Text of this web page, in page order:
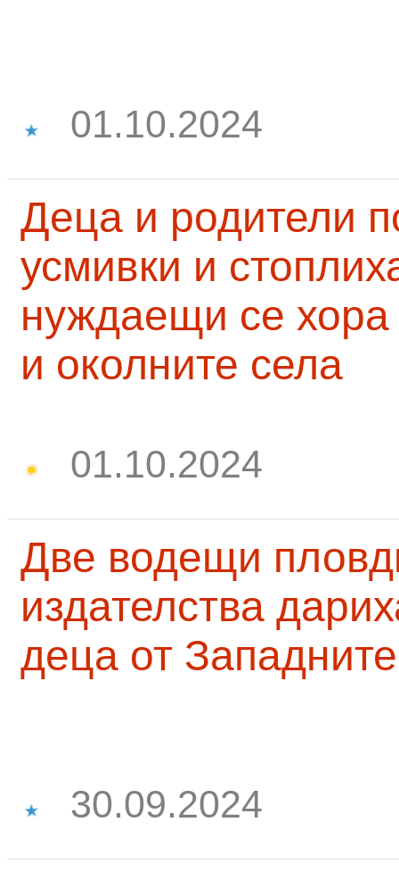
01.10.2024
Деца и родители
усмивки и
нуждаещи се
и околните села
01.10.2024
Две водещи
издателства
деца от
30.09.2024